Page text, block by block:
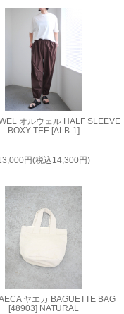
オルウェル HALF SLEEVE
BOXY TEE [ALB-1]
円(税込14,300円)
ヤエカ BAGUETTE BAG
[48903] NATURAL